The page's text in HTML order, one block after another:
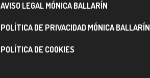
AVISO LEGAL MÓNICA BALLARÍN
POLÍTICA DE PRIVACIDAD MÓNICA BALLARÍN
POLÍTICA DE COOKIES